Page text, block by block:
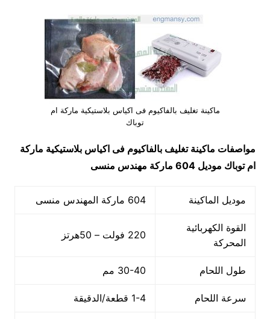
ماكينة تغليف بالفاكيوم فى اكياس بلاستيكية ماركة ام
توباك
مواصفات ماكينة تغليف بالفاكيوم فى اكياس بلاستيكية ماركة
ام توباك موديل 604 ماركة مهندس منسى
موديل الماكينة 604 ماركة المهندس منسى
القوة الكهربائية
المحركة
220 فولت – 50هرتز
طول اللحام 30-40 مم
سرعة اللحام 1-4 قطعة/الدقيقة